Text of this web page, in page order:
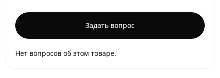
Задать вопрос
Нет вопросов об этом товаре.